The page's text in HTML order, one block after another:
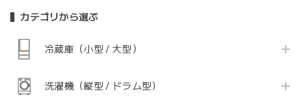
カテゴリから選ぶ
冷蔵庫（小型 / 大型）
洗濯機（縦型 / ドラム型）